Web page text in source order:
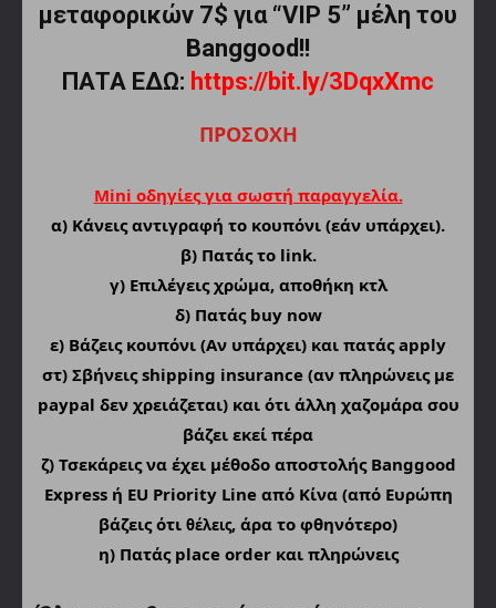
μεταφορικών 7$ για “VIP 5” μέλη του
Banggood!!
ΠΑΤΑ ΕΔΩ: https://bit.ly/3DqxXmc
ΠΡΟΣΟΧΗ
Mini οδηγίες για σωστή παραγγελία.
α) Κάνεις αντιγραφή το κουπόνι (εάν υπάρχει).
β) Πατάς το link.
γ) Επιλέγεις χρώμα, αποθήκη κτλ
δ) Πατάς buy now
ε) Βάζεις κουπόνι (Αν υπάρχει) και πατάς apply
στ) Σβήνεις shipping insurance (αν πληρώνεις με
paypal δεν χρειάζεται) και ότι άλλη χαζομάρα σου
βάζει εκεί πέρα
ζ) Τσεκάρεις να έχει μέθοδο αποστολής Banggood
Express ή EU Priority Line από Κίνα (από Ευρώπη
βάζεις ότι θέλεις, άρα το φθηνότερο)
η) Πατάς place order και πληρώνεις